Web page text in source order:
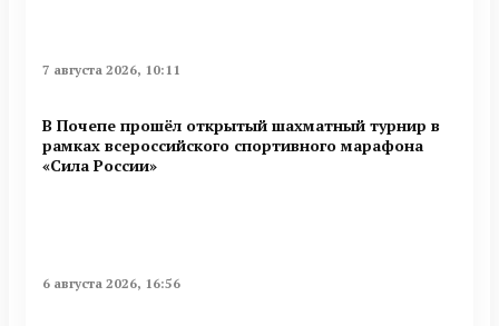
7 августа 2026, 10:11
В Почепе прошёл открытый шахматный турнир в
рамках всероссийского спортивного марафона
«Сила России»
6 августа 2026, 16:56